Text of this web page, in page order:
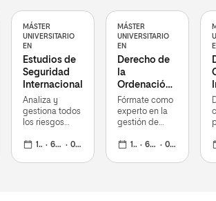
MÁSTER
UNIVERSITARIO
EN
Estudios de
Seguridad
Internacional
Analiza y
gestiona todos
los riesgos
una formación
1 curso 60 ECTS 02 nov 2026
MÁSTER
UNIVERSITARIO
EN
Derecho de
la
Ordenación
del Territorio
y del
Urbanismo
Fórmate como
experto en la
gestión de
urbanos y
1 curso 60 ECTS 02 nov 2026